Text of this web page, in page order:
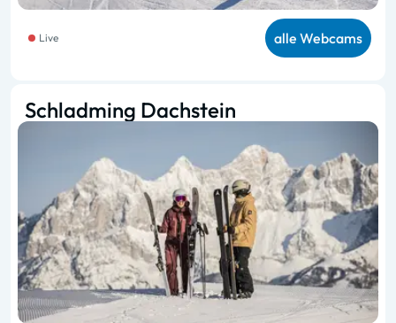
Live alle Webcams
Schladming Dachstein